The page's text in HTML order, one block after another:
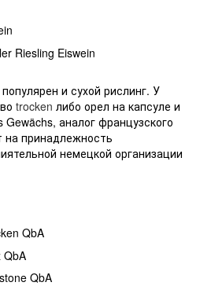
Riesling Eiswein
и сухой рислинг. У
trocken либо орел на капсуле и
аналог французского
на принадлежность
немецкой организации
QbA
QbA
QbA